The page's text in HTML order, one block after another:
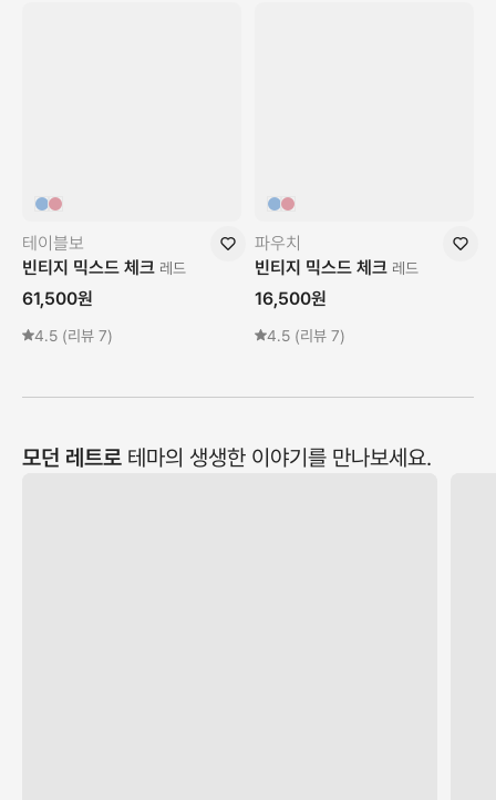
테이블보
빈티지 믹스드 체크 레드
61,500원
4.5 (리뷰 7)
파우치
빈티지 믹스드 체크 레드
16,500원
4.5 (리뷰 7)
모던 레트로 테마의 생생한 이야기를 만나보세요.